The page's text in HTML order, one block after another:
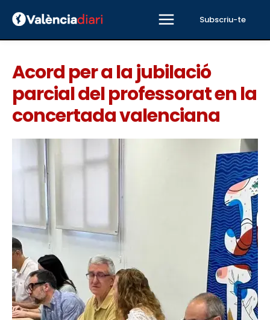
Subscriu-te
Acord per a la jubilació
parcial del professorat en la
concertada valenciana